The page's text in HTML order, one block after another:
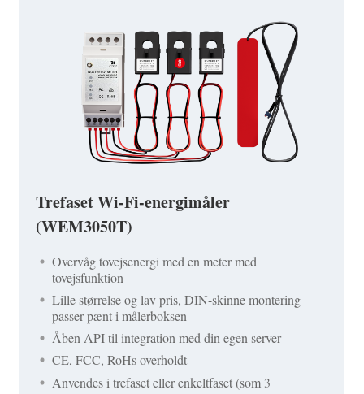
Trefaset Wi-Fi-energimåler
(WEM3050T)
Overvåg tovejsenergi med en meter med
tovejsfunktion
Lille størrelse og lav pris, DIN-skinne montering
passer pænt i målerboksen
Åben API til integration med din egen server
CE, FCC, RoHs overholdt
Anvendes i trefaset eller enkeltfaset (som 3